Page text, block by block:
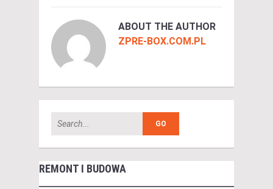
ABOUT THE AUTHOR
ZPRE-BOX.COM.PL
REMONT I BUDOWA